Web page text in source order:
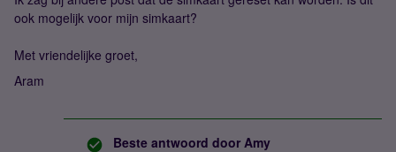
ook mogelijk voor mijn simkaart?
Met vriendelijke groet,
Aram
Beste antwoord door Amy